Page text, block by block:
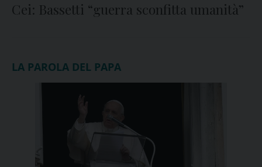
Cei: Bassetti “guerra sconfitta umanità”
LA PAROLA DEL PAPA